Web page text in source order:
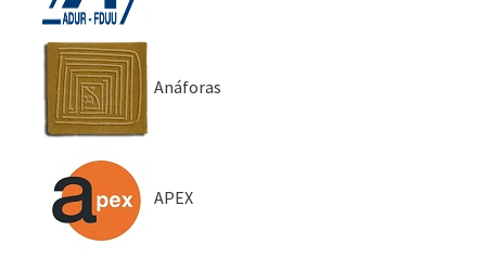
Anáforas
APEX